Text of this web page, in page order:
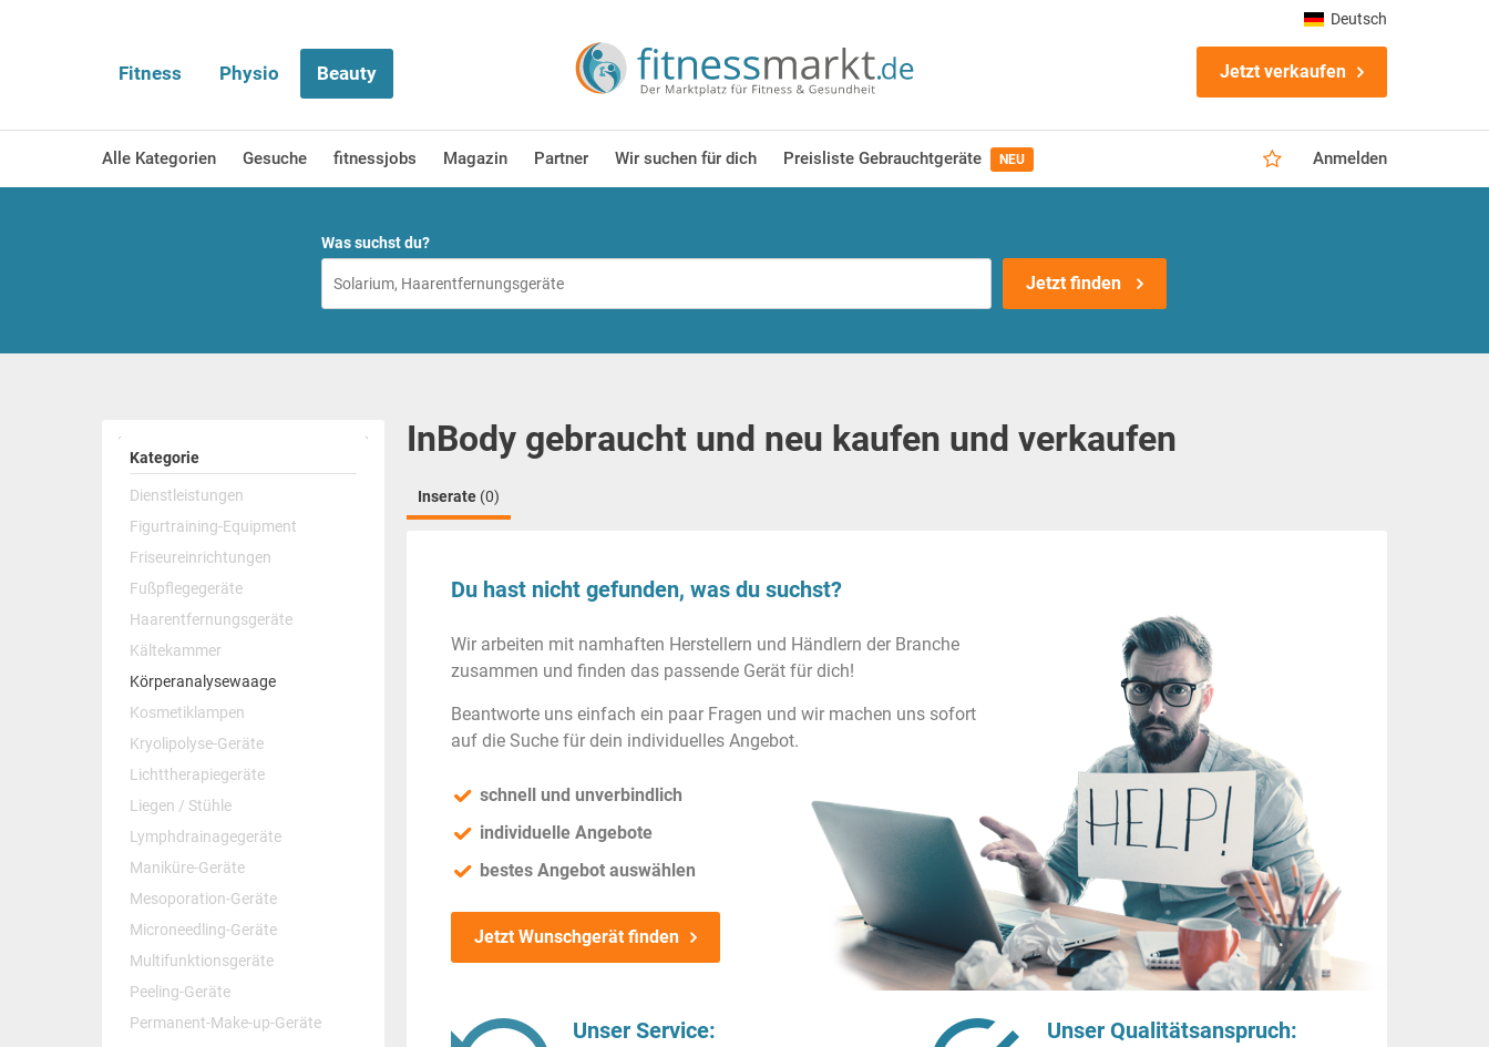
Fitness Physio Beauty Jetzt verkaufen
Alle Kategorien Gesuche fitnessjobs Magazin Partner Wir suchen für dich Preisliste Gebrauchtgeräte NEU Anmelden
Deutsch
Was suchst du?
Jetzt finden
Kategorie
Dienstleistungen
Figurtraining-Equipment
Friseureinrichtungen
Fußpflegegeräte
Haarentfernungsgeräte
Kältekammer
Körperanalysewaage
Kosmetiklampen
Kryolipolyse-Geräte
Lichttherapiegeräte
Liegen / Stühle
Lymphdrainagegeräte
Maniküre-Geräte
Mesoporation-Geräte
Microneedling-Geräte
Multifunktionsgeräte
Peeling-Geräte
Permanent-Make-up-Geräte
InBody gebraucht und neu kaufen und verkaufen
Inserate (0)
Du hast nicht gefunden, was du suchst?
Wir arbeiten mit namhaften Herstellern und Händlern der Branche
zusammen und finden das passende Gerät für dich!
Beantworte uns einfach ein paar Fragen und wir machen uns sofort
auf die Suche für dein individuelles Angebot.
schnell und unverbindlich
individuelle Angebote
bestes Angebot auswählen
Jetzt Wunschgerät finden
Unser Service: Unser Qualitätsanspruch: